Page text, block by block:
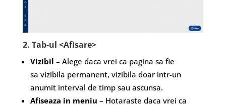
2. Tab-ul <Afisare>
Vizibil – Alege daca vrei ca pagina sa fie
sa vizibila permanent, vizibila doar intr-un
anumit interval de timp sau ascunsa.
Afiseaza in meniu – Hotaraste daca vrei ca